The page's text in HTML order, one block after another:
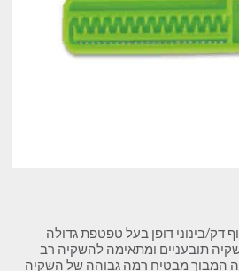
דק/בינוני דופן בעל טפטפת גדולה
תובעניים ומתאימה להשקיה רב
המבוך מבטיח רמה גבוהה של השקיה